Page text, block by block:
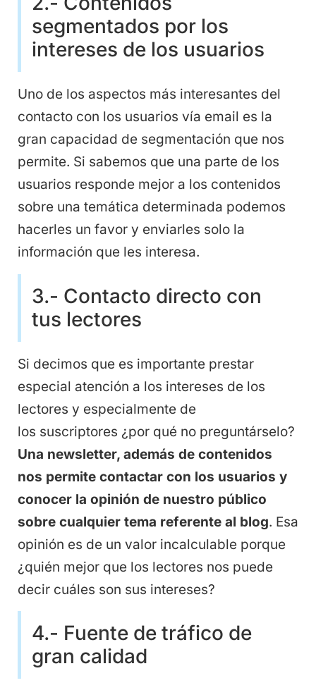
segmentados por los
intereses de los usuarios
Uno de los aspectos más interesantes del
contacto con los usuarios vía email es la
gran capacidad de segmentación que nos
permite. Si sabemos que una parte de los
usuarios responde mejor a los contenidos
sobre una temática determinada podemos
hacerles un favor y enviarles solo la
información que les interesa.
3.- Contacto directo con
tus lectores
Si decimos que es importante prestar
especial atención a los intereses de los
lectores y especialmente de
los suscriptores ¿por qué no preguntárselo?
Una newsletter, además de contenidos
nos permite contactar con los usuarios y
conocer la opinión de nuestro público
sobre cualquier tema referente al blog. Esa
opinión es de un valor incalculable porque
¿quién mejor que los lectores nos puede
decir cuáles son sus intereses?
4.- Fuente de tráfico de
gran calidad